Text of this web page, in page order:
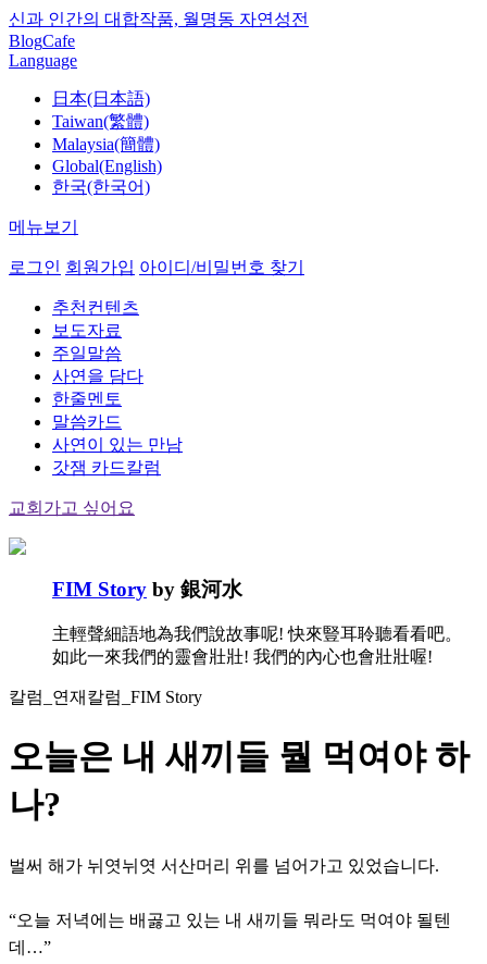
신과 인간의 대합작품, 월명동 자연성전
BlogCafe
Language
日本(日本語)
Taiwan(繁體)
Malaysia(簡體)
Global(English)
한국(한국어)
메뉴보기
로그인 회원가입 아이디/비밀번호 찾기
추천컨텐츠
보도자료
주일말씀
사연을 담다
한줄멘토
말씀카드
사연이 있는 만남
갓잼 카드칼럼
교회가고 싶어요
FIM Story by 銀河水
主輕聲細語地為我們說故事呢! 快來豎耳聆聽看看吧。
如此一來我們的靈會壯壯! 我們的內心也會壯壯喔!
칼럼_연재칼럼_FIM Story
오늘은 내 새끼들 뭘 먹여야 하
나?
벌써 해가 뉘엿뉘엿 서산머리 위를 넘어가고 있었습니다.
“오늘 저녁에는 배곯고 있는 내 새끼들 뭐라도 먹여야 될텐
데…”